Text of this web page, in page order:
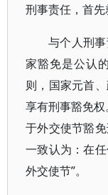
刑事责任，首先
与个人刑
家豁免是公认
则，国家元首
享有刑事豁免
于外交使节豁
一致认为：在
外交使节”。